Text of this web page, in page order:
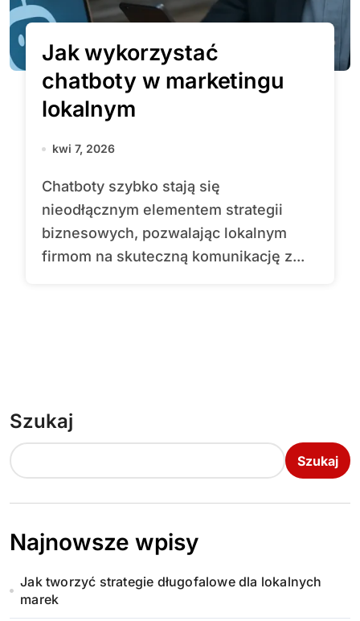
Jak wykorzystać
chatboty w marketingu
lokalnym
kwi 7, 2026
Chatboty szybko stają się
nieodłącznym elementem strategii
biznesowych, pozwalając lokalnym
firmom na skuteczną komunikację z...
Szukaj
Szukaj
Najnowsze wpisy
Jak tworzyć strategie długofalowe dla lokalnych
marek